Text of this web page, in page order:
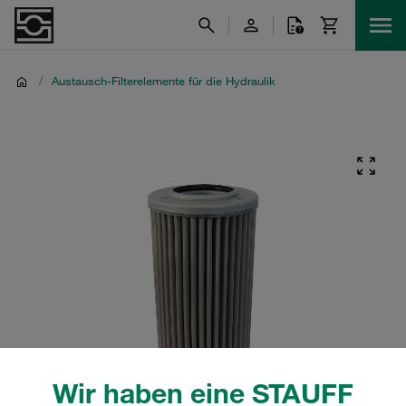
Wir haben eine STAUFF
/ Austausch-Filterelemente für die Hydraulik